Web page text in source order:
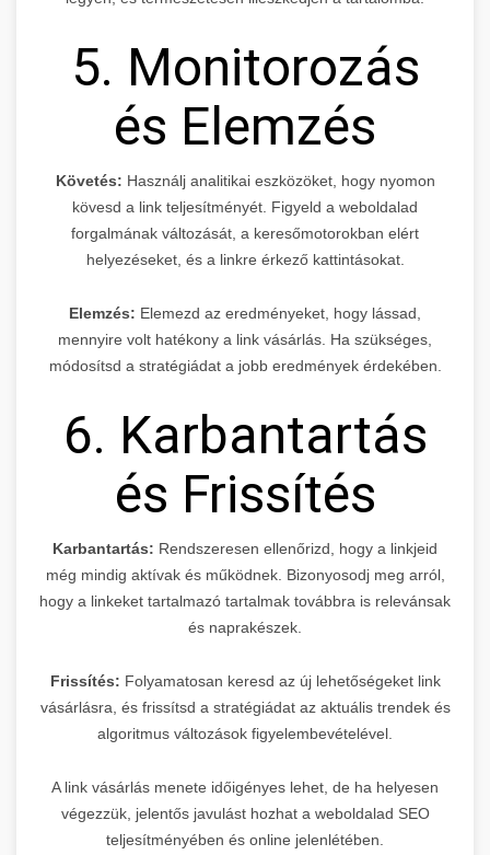
5. Monitorozás
és Elemzés
Követés: Használj analitikai eszközöket, hogy nyomon
kövesd a link teljesítményét. Figyeld a weboldalad
forgalmának változását, a keresőmotorokban elért
helyezéseket, és a linkre érkező kattintásokat.
Elemzés: Elemezd az eredményeket, hogy lássad,
mennyire volt hatékony a link vásárlás. Ha szükséges,
módosítsd a stratégiádat a jobb eredmények érdekében.
6. Karbantartás
és Frissítés
Karbantartás: Rendszeresen ellenőrizd, hogy a linkjeid
még mindig aktívak és működnek. Bizonyosodj meg arról,
hogy a linkeket tartalmazó tartalmak továbbra is relevánsak
és naprakészek.
Frissítés: Folyamatosan keresd az új lehetőségeket link
vásárlásra, és frissítsd a stratégiádat az aktuális trendek és
algoritmus változások figyelembevételével.
A link vásárlás menete időigényes lehet, de ha helyesen
végezzük, jelentős javulást hozhat a weboldalad SEO
teljesítményében és online jelenlétében.